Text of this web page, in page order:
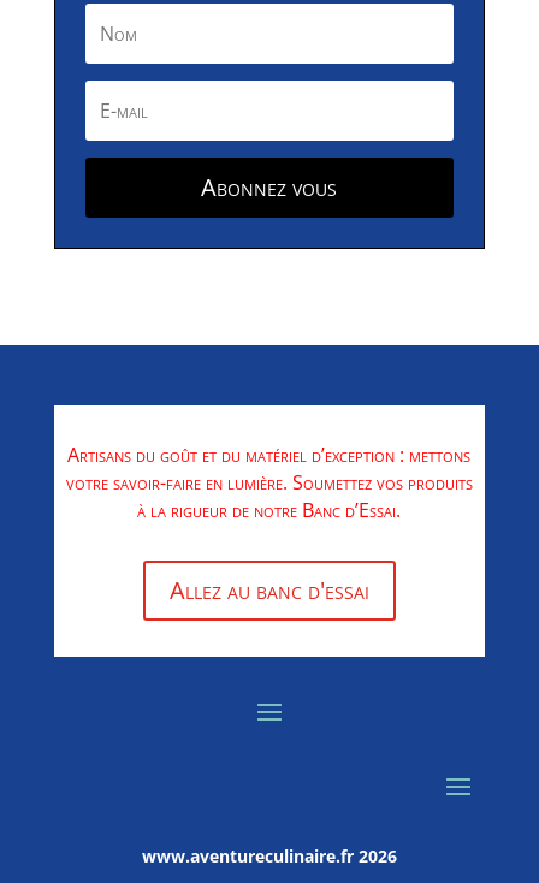
Abonnez vous
Artisans du goût et du matériel d’exception : mettons
votre savoir-faire en lumière. Soumettez vos produits
à la rigueur de notre Banc d’Essai.
Allez au banc d'essai
www.aventureculinaire.fr2026